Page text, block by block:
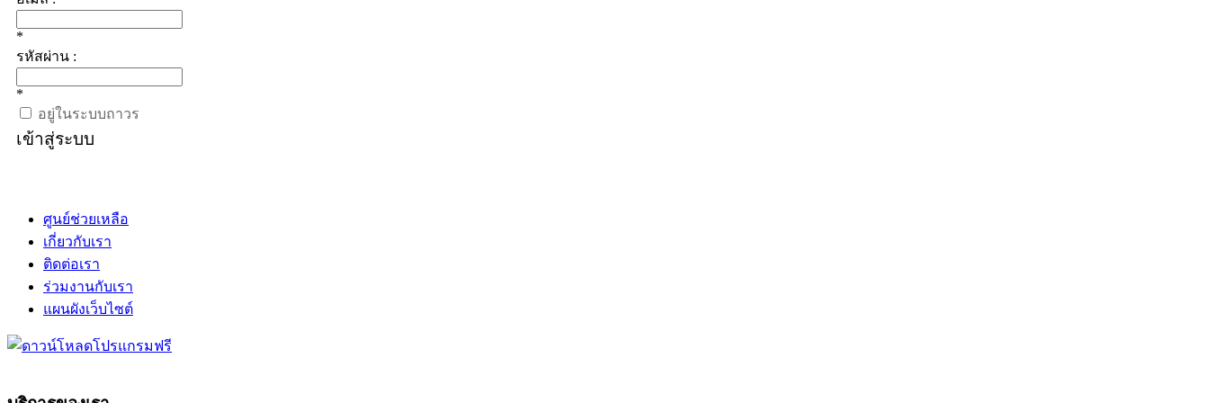
*
รหัสผ่าน :
*
อยู่ในระบบถาวร
เข้าสู่ระบบ
ศูนย์ช่วยเหลือ
เกี่ยวกับเรา
ติดต่อเรา
ร่วมงานกับเรา
แผนผังเว็บไซต์